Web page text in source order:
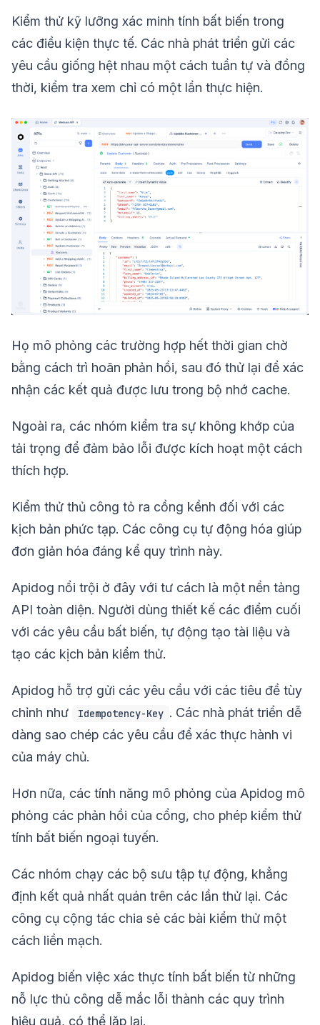
Kiểm thử kỹ lưỡng xác minh tính bất biến trong
các điều kiện thực tế. Các nhà phát triển gửi các
yêu cầu giống hệt nhau một cách tuần tự và đồng
thời, kiểm tra xem chỉ có một lần thực hiện.
Họ mô phỏng các trường hợp hết thời gian chờ
bằng cách trì hoãn phản hồi, sau đó thử lại để xác
nhận các kết quả được lưu trong bộ nhớ cache.
Ngoài ra, các nhóm kiểm tra sự không khớp của
tải trọng để đảm bảo lỗi được kích hoạt một cách
thích hợp.
Kiểm thử thủ công tỏ ra cồng kềnh đối với các
kịch bản phức tạp. Các công cụ tự động hóa giúp
đơn giản hóa đáng kể quy trình này.
Apidog nổi trội ở đây với tư cách là một nền tảng
API toàn diện. Người dùng thiết kế các điểm cuối
với các yêu cầu bất biến, tự động tạo tài liệu và
tạo các kịch bản kiểm thử.
Apidog hỗ trợ gửi các yêu cầu với các tiêu đề tùy
chỉnh như
Idempotency-Key . Các nhà phát triển dễ
dàng sao chép các yêu cầu để xác thực hành vi
của máy chủ.
Hơn nữa, các tính năng mô phỏng của Apidog mô
phỏng các phản hồi của cổng, cho phép kiểm thử
tính bất biến ngoại tuyến.
Các nhóm chạy các bộ sưu tập tự động, khẳng
định kết quả nhất quán trên các lần thử lại. Các
công cụ cộng tác chia sẻ các bài kiểm thử một
cách liền mạch.
Apidog biến việc xác thực tính bất biến từ những
nỗ lực thủ công dễ mắc lỗi thành các quy trình
hiệu quả, có thể lặp lại.